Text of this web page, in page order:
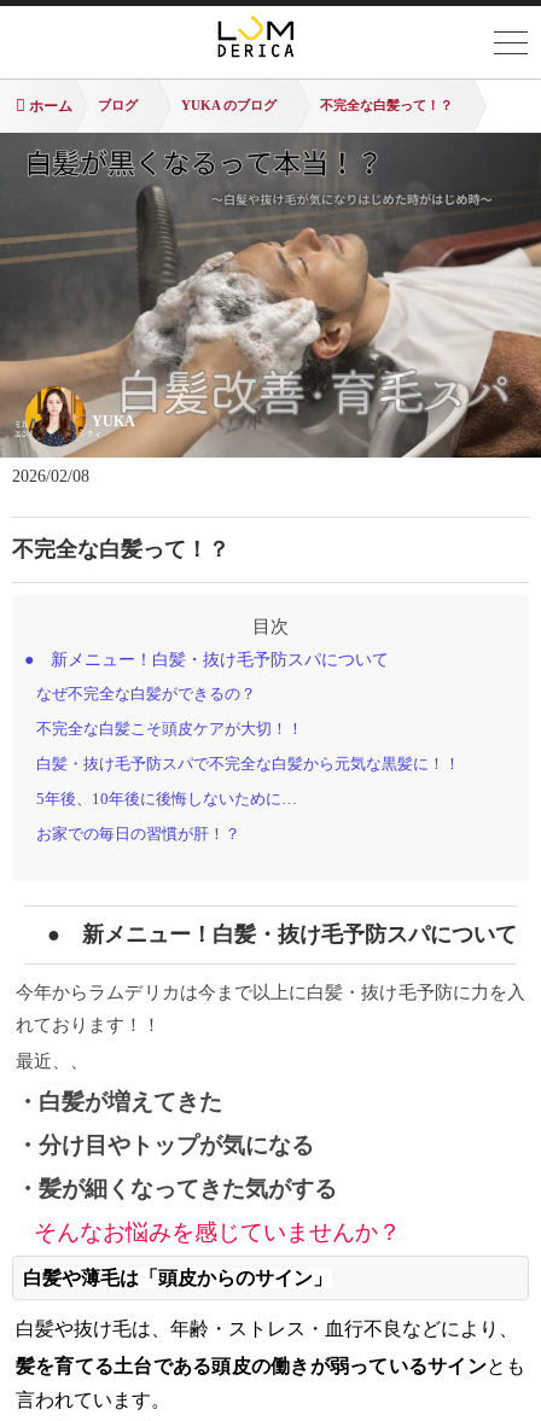
ホーム ブログ YUKA のブログ 不完全な白髪って！？
YUKA
2026/02/08
不完全な白髪って！？
● 新メニュー！白髪・抜け毛予防スパについて
なぜ不完全な白髪ができるの？
不完全な白髪こそ頭皮ケアが大切！！
白髪・抜け毛予防スパで不完全な白髪から元気な黒髪に！！
5年後、10年後に後悔しないために…
お家での毎日の習慣が肝！？
● 新メニュー！白髪・抜け毛予防スパについて
今年からラムデリカは今まで以上に白髪・抜け毛予防に力を入
れております！！
最近、、
・白髪が増えてきた
・分け目やトップが気になる
・髪が細くなってきた気がする
そんなお悩みを感じていませんか？
白髪や薄毛は「頭皮からのサイン」
白髪や抜け毛は、年齢・ストレス・血行不良などにより、
髪を育てる土台である頭皮の働きが弱っているサインとも
言われています。